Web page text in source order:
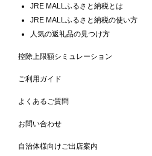
JRE MALLふるさと納税とは
JRE MALLふるさと納税の使い方
人気の返礼品の見つけ方
控除上限額シミュレーション
ご利用ガイド
よくあるご質問
お問い合わせ
自治体様向けご出店案内